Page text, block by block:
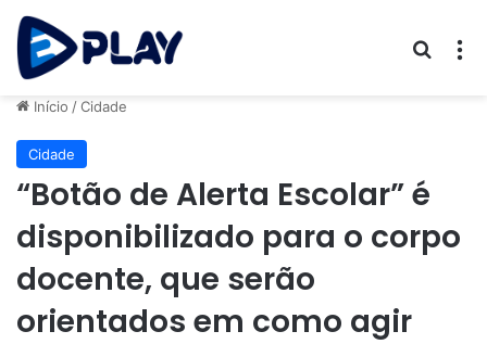
Início /Cidade
Cidade
“Botão de Alerta Escolar” é
disponibilizado para o corpo
docente, que serão
orientados em como agir